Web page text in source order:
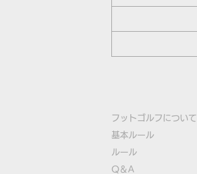
フットゴルフについて
基本ルール
ルール
Q＆A